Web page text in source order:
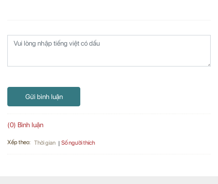
Gửi bình luận
(0) Bình luận
Xếp theo: Thời gian Số người thích